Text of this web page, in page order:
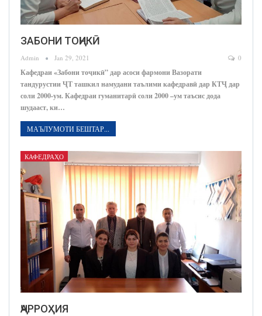
ЗАБОНИ ТОҶИКӢ
Admin Jan 29, 2021 0
Кафедраи «Забони тоҷикӣ” дар асоси фармони Вазорати
тандурустии ҶТ ташкил намудани таълими кафедравӣ дар КТҶ дар
соли 2000-ум. Кафедраи гуманитарӣ соли 2000 –ум таъсис дода
шудааст, ки…
МАЪЛУМОТИ БЕШТАР...
КАФЕДРАҲО
ҶАРРОҲИЯ